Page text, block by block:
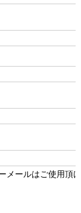
メールはご使用頂